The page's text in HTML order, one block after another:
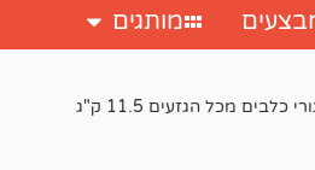
מותגים
כלבים מכל הגזעים 11.5 ק"ג